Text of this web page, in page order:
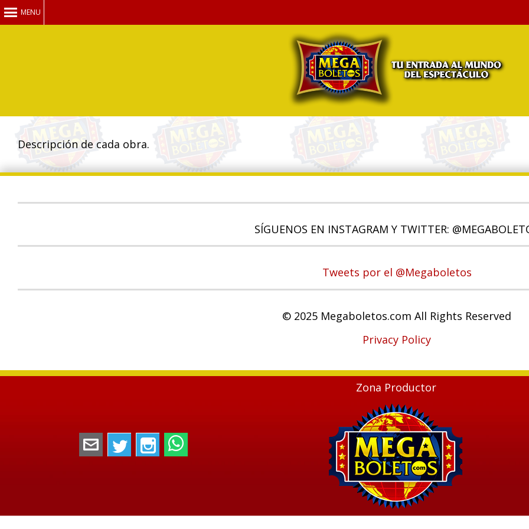
MENU
Descripción de cada obra.
SÍGUENOS EN INSTAGRAM Y TWITTER:
Tweets por el @Megaboletos
© 2025 Megaboletos.com All Rights Reserved
Privacy Policy
megaboletos@gmail.com
TwitterInstagram
Zona Productor